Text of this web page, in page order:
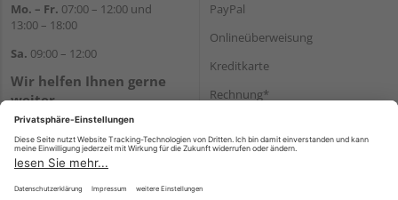
Mo. – Fr. 07:00 – 12:00 und
13:00 – 18:00
Sa. 09:00 – 12:00
Wir helfen Ihnen gerne
weiter
Tel.:+49 8122 14197
E-Mail:vertrieb@holz-liebl.de
PayPal
Onlineüberweisung
Kreditkarte
Rechnung*
Versand